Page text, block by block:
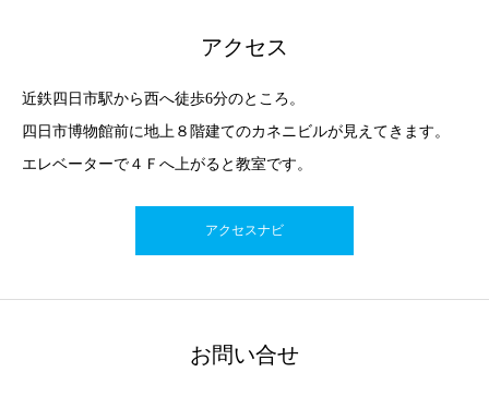
アクセス
近鉄四日市駅から西へ徒歩6分のところ。
四日市博物館前に地上８階建てのカネニビルが見えてきます。
エレベーターで４Ｆへ上がると教室です。
アクセスナビ
お問い合せ